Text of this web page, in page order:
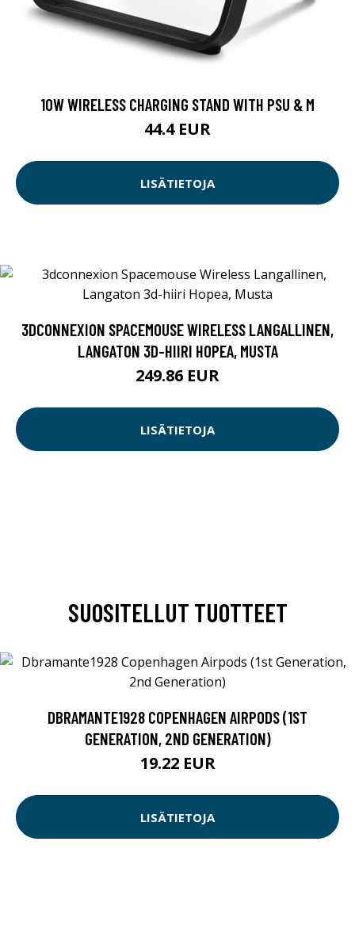
10W WIRELESS CHARGING STAND WITH PSU & M
44.4 EUR
LISÄTIETOJA
3DCONNEXION SPACEMOUSE WIRELESS LANGALLINEN,
LANGATON 3D-HIIRI HOPEA, MUSTA
249.86 EUR
LISÄTIETOJA
SUOSITELLUT TUOTTEET
DBRAMANTE1928 COPENHAGEN AIRPODS (1ST
GENERATION, 2ND GENERATION)
19.22 EUR
LISÄTIETOJA